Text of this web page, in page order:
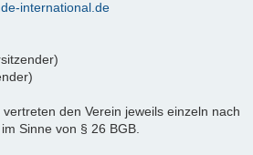
international.de
den Verein jeweils einzeln nach
Sinne von § 26 BGB.